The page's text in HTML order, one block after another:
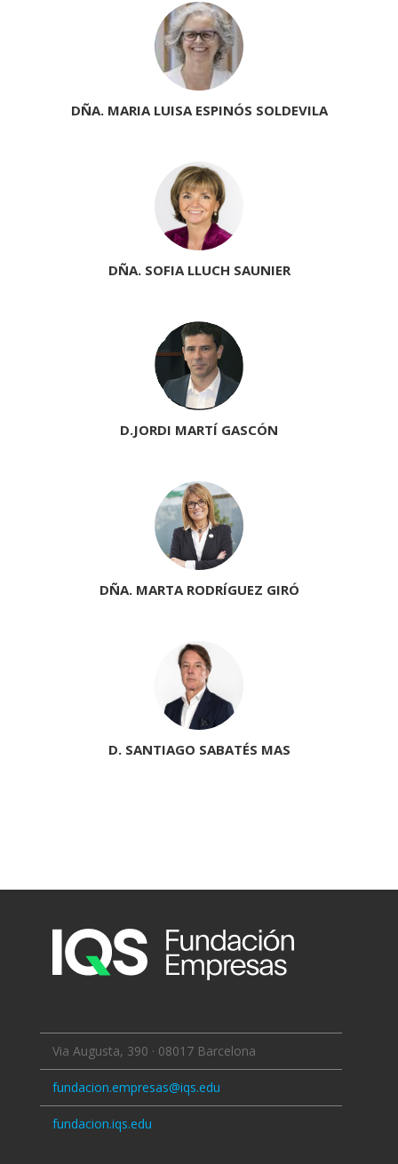
DÑA. MARIA LUISA ESPINÓS SOLDEVILA
DÑA. SOFIA LLUCH SAUNIER
D.JORDI MARTÍ GASCÓN
DÑA. MARTA RODRÍGUEZ GIRÓ
D. SANTIAGO SABATÉS MAS
Via Augusta, 390 · 08017 Barcelona
fundacion.empresas@iqs.edu
fundacion.iqs.edu